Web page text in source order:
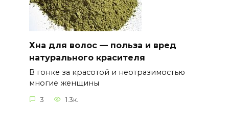
Хна для волос — польза и вред
натурального красителя
В гонке за красотой и неотразимостью
многие женщины
3 1.3к.